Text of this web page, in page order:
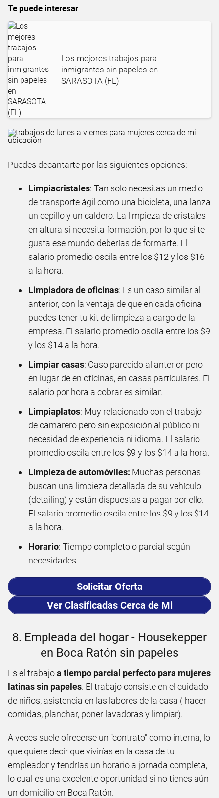
Te puede interesar
Los mejores trabajos para
inmigrantes sin papeles en
SARASOTA (FL)
Puedes decantarte por las siguientes opciones:
Limpiacristales: Tan solo necesitas un medio
de transporte ágil como una bicicleta, una lanza
un cepillo y un caldero. La limpieza de cristales
en altura si necesita formación, por lo que si te
gusta ese mundo deberías de formarte. El
salario promedio oscila entre los $12 y los $16
a la hora.
Limpiadora de oficinas: Es un caso similar al
anterior, con la ventaja de que en cada oficina
puedes tener tu kit de limpieza a cargo de la
empresa. El salario promedio oscila entre los $9
y los $14 a la hora.
Limpiar casas: Caso parecido al anterior pero
en lugar de en oficinas, en casas particulares. El
salario por hora a cobrar es similar.
Limpiaplatos: Muy relacionado con el trabajo
de camarero pero sin exposición al público ni
necesidad de experiencia ni idioma. El salario
promedio oscila entre los $9 y los $14 a la hora.
Limpieza de automóviles: Muchas personas
buscan una limpieza detallada de su vehículo
(detailing) y están dispuestas a pagar por ello.
El salario promedio oscila entre los $9 y los $14
a la hora.
Horario: Tiempo completo o parcial según
necesidades.
Solicitar Oferta
Ver Clasificadas Cerca de Mi
8. Empleada del hogar - Housekepper
en Boca Ratón sin papeles
Es el trabajoa tiempo parcial perfecto para mujeres
latinas sin papeles. El trabajo consiste en el cuidado
de niños, asistencia en las labores de la casa ( hacer
comidas, planchar, poner lavadoras y limpiar).
A veces suele ofrecerse un "contrato" como interna, lo
que quiere decir que vivirías en la casa de tu
empleador y tendrías un horario a jornada completa,
lo cual es una excelente oportunidad si no tienes aún
un domicilio en Boca Ratón.